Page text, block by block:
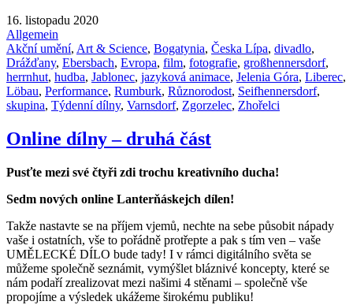
16. listopadu 2020
Allgemein
Akční umění, Art & Science, Bogatynia, Česka Lípa, divadlo,
Drážďany, Ebersbach, Evropa, film, fotografie, großhennersdorf,
herrnhut, hudba, Jablonec, jazyková animace, Jelenia Góra, Liberec,
Löbau, Performance, Rumburk, Různorodost, Seifhennersdorf,
skupina, Týdenní dílny, Varnsdorf, Zgorzelec, Zhořelci
Online dílny – druhá část
Pusťte mezi své čtyři zdi trochu kreativního ducha!
Sedm nových online Lanterňáskejch dílen!
Takže nastavte se na příjem vjemů, nechte na sebe působit nápady
vaše i ostatních, vše to pořádně protřepte a pak s tím ven – vaše
UMĚLECKÉ DÍLO bude tady! I v rámci digitálního světa se
můžeme společně seznámit, vymýšlet bláznivé koncepty, které se
nám podaří zrealizovat mezi našimi 4 stěnami – společně vše
propojíme a výsledek ukážeme širokému publiku!